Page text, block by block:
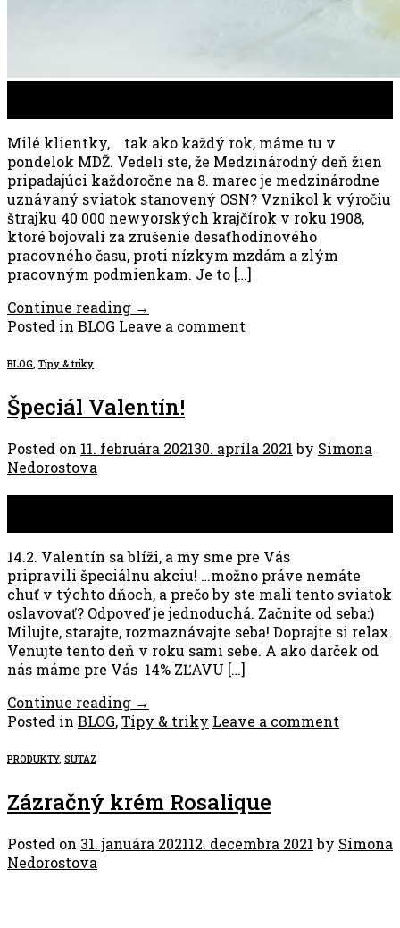
Milé klientky, tak ako každý rok, máme tu v
pondelok MDŽ. Vedeli ste, že Medzinárodný deň žien
pripadajúci každoročne na 8. marec je medzinárodne
uznávaný sviatok stanovený OSN? Vznikol k výročiu
štrajku 40 000 newyorských krajčírok v roku 1908,
ktoré bojovali za zrušenie desaťhodinového
pracovného času, proti nízkym mzdám a zlým
pracovným podmienkam. Je to […]
Continue reading →
Posted in BLOG Leave a comment
BLOG, Tipy & triky
Špeciál Valentín!
Posted on 11. februára 202130. apríla 2021 by Simona
Nedorostova
14.2. Valentín sa blíži, a my sme pre Vás
pripravili špeciálnu akciu! …možno práve nemáte
chuť v týchto dňoch, a prečo by ste mali tento sviatok
oslavovať? Odpoveď je jednoduchá. Začnite od seba:)
Milujte, starajte, rozmaznávajte seba! Doprajte si relax.
Venujte tento deň v roku sami sebe. A ako darček od
nás máme pre Vás 14% ZĽAVU […]
Continue reading →
Posted in BLOG,Tipy & triky Leave a comment
PRODUKTY, SUTAZ
Zázračný krém Rosalique
Posted on 31. januára 202112. decembra 2021 by Simona
Nedorostova